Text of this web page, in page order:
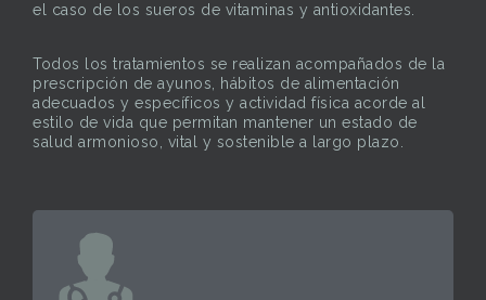
el caso de los sueros de vitaminas y antioxidantes.
Todos los tratamientos se realizan acompañados de la
prescripción de ayunos, hábitos de alimentación
adecuados y específicos y actividad física acorde al
estilo de vida que permitan mantener un estado de
salud armonioso, vital y sostenible a largo plazo.